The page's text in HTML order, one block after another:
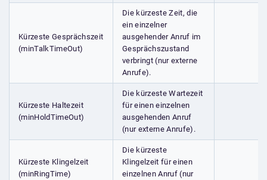
Kürzeste Gesprächszeit
(minTalkTimeOut)
Die kürzeste Zeit, die
ein einzelner
ausgehender Anruf im
Gesprächszustand
verbringt (nur externe
Anrufe).
Kürzeste Haltezeit
(minHoldTimeOut)
Die kürzeste Wartezeit
für einen einzelnen
ausgehenden Anruf
(nur externe Anrufe).
Kürzeste Klingelzeit
(minRingTime)
Die kürzeste
Klingelzeit für einen
einzelnen Anruf (nur